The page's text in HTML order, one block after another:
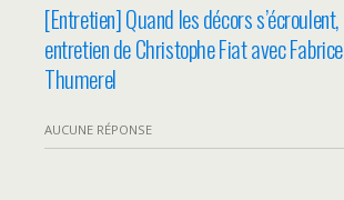
[Entretien] Quand les décors s’écroulent,
entretien de Christophe Fiat avec Fabrice
Thumerel
AUCUNE RÉPONSE